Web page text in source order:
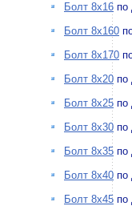
Болт 8х16 по
Болт 8х160
Болт 8х170
Болт 8х20 по
Болт 8х25 по
Болт 8х30 по
Болт 8х35 по
Болт 8х40 по
Болт 8х45 по